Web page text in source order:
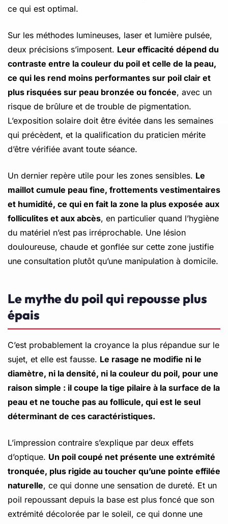
ce qui est optimal.
Sur les méthodes lumineuses, laser et lumière pulsée,
deux précisions s’imposent. Leur efficacité dépend du
contraste entre la couleur du poil et celle de la peau,
ce qui les rend moins performantes sur poil clair et
plus risquées sur peau bronzée ou foncée, avec un
risque de brûlure et de trouble de pigmentation.
L’exposition solaire doit être évitée dans les semaines
qui précèdent, et la qualification du praticien mérite
d’être vérifiée avant toute séance.
Un dernier repère utile pour les zones sensibles. Le
maillot cumule peau fine, frottements vestimentaires
et humidité, ce qui en fait la zone la plus exposée aux
folliculites et aux abcès, en particulier quand l’hygiène
du matériel n’est pas irréprochable. Une lésion
douloureuse, chaude et gonflée sur cette zone justifie
une consultation plutôt qu’une manipulation à domicile.
Le mythe du poil qui repousse plus
épais
C’est probablement la croyance la plus répandue sur le
sujet, et elle est fausse. Le rasage ne modifie ni le
diamètre, ni la densité, ni la couleur du poil, pour une
raison simple : il coupe la tige pilaire à la surface de la
peau et ne touche pas au follicule, qui est le seul
déterminant de ces caractéristiques.
L’impression contraire s’explique par deux effets
d’optique. Un poil coupé net présente une extrémité
tronquée, plus rigide au toucher qu’une pointe effilée
naturelle, ce qui donne une sensation de dureté. Et un
poil repoussant depuis la base est plus foncé que son
extrémité décolorée par le soleil, ce qui donne une